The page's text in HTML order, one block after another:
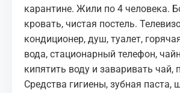
карантине. Жили по 4 человека.
кровать, чистая постель.
кондиционер, душ, туалет,
вода, стационарный телефон,
кипятить воду и заваривать чай,
Средства гигиены, зубная паста,